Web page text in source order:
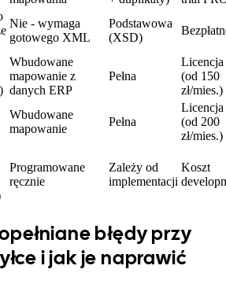
Nie - wymaga
gotowego XML
Podstawowa
(XSD)
Wbudowane
mapowanie z
danych ERP
Pełna
Licencja
(od 150
zł/mies.)
Wbudowane
mapowanie
Pełna
Licencja
(od 200
zł/mies.)
Programowane
ręcznie
Zależy od
implementacji
Koszt
błędy przy
i jak je naprawić